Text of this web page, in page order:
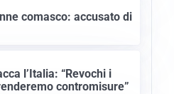
comasco: accusato di
l’Italia: “Revochi i
contromisure”